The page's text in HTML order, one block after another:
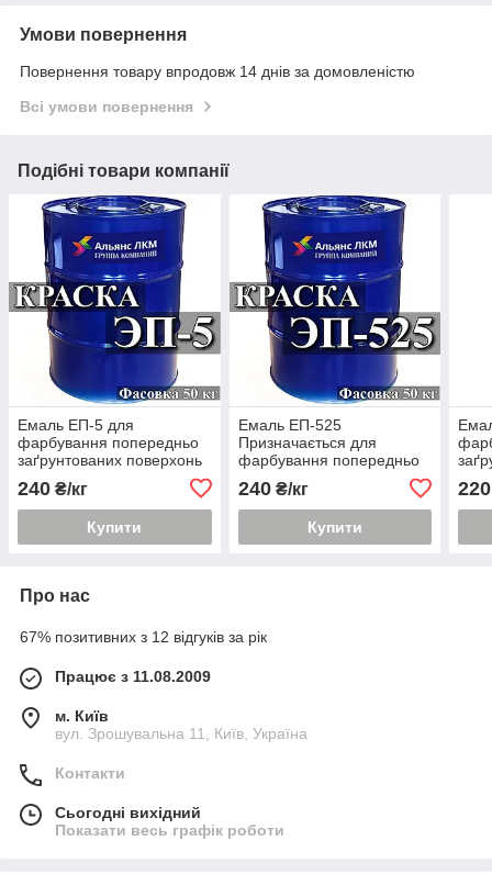
Умови повернення
Повернення товару впродовж 14 днів за домовленістю
Всі умови повернення
Подібні товари компанії
Емаль ЕП-5 для
фарбування попередньо
заґрунтованих поверхонь
240 ₴/кг
Купити
Емаль ЕП-525
Призначається для
фарбування попередньо
загрунтованих поверхонь
різних прилад
240₴/кг
Купити
220
Про нас
67% позитивних з 12 відгуків за рік
Працює з 11.08.2009
м. Київ
вул. Зрошувальна 11, Київ, Україна
Контакти
Сьогодні вихідний
Показати весь графік роботи